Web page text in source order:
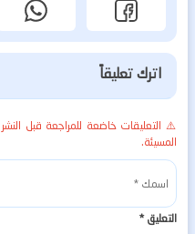
اترك تعليقاً
⚠️ التعليقات خاضعة للمراجعة قبل النشر
المسيئة.
التعليق*